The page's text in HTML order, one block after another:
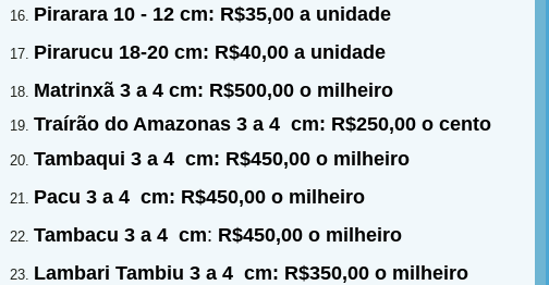
Pirarara 10 - 12 cm: R$35,00 a unidade
Pirarucu 18-20 cm: R$40,00 a unidade
Matrinxã 3 a 4 cm: R$500,00 o milheiro
Traírão do Amazonas 3 a 4 cm: R$250,00 o cento
Tambaqui 3 a 4 cm: R$450,00 o milheiro
Pacu 3 a 4 cm: R$450,00 o milheiro
Tambacu 3 a 4 cm: R$450,00 o milheiro
Lambari Tambiu 3 a 4 cm: R$350,00 o milheiro